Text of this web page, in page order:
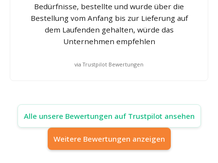
Bedürfnisse, bestellte und wurde über die
Bestellung vom Anfang bis zur Lieferung auf
dem Laufenden gehalten, würde das
Unternehmen empfehlen
via Trustpilot Bewertungen
Alle unsere Bewertungen auf Trustpilot ansehen
Weitere Bewertungen anzeigen